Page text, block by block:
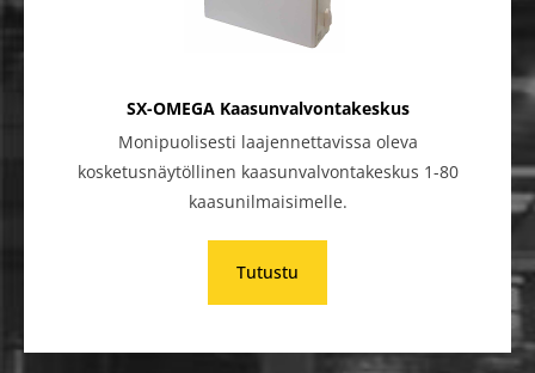
SX-OMEGA Kaasunvalvontakeskus
Monipuolisesti laajennettavissa oleva
kosketusnäytöllinen kaasunvalvontakeskus 1-80
kaasunilmaisimelle.
Tutustu